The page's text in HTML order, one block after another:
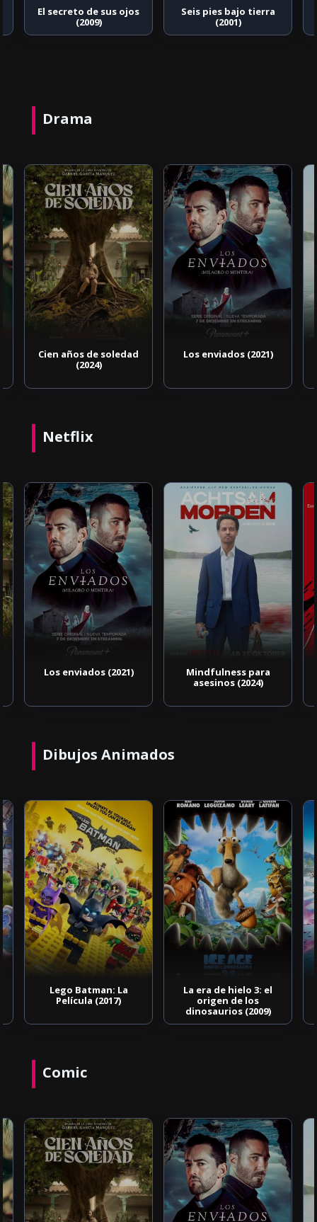
El secreto de sus ojos
(2009)
Seis pies bajo tierra
(2001)
Drama
Cien años de soledad
(2024)
Los enviados (2021)
Netflix
Los enviados (2021)
Mindfulness para
asesinos (2024)
Dibujos Animados
Lego Batman: La
Película (2017)
La era de hielo 3: el
origen de los
dinosaurios (2009)
Comic